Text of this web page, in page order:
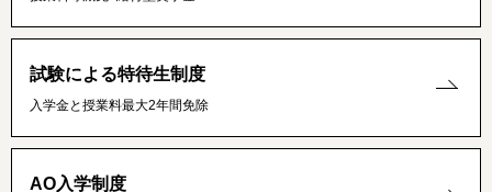
試験による特待生制度
入学金と授業料最大2年間免除
AO入学制度